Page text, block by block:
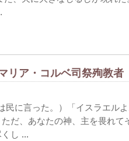
ア・コルベ司祭殉教者
言った。）「イスラエルよ
だ、あなたの神、主を畏れて
くし …